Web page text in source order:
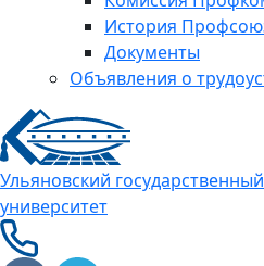
История
Документы
Объявления о
Ульяновский
университет